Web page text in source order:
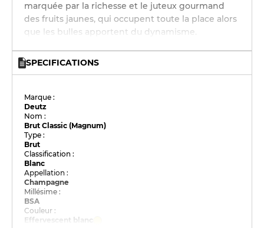
marquée par la richesse et le juteux gourmand
des fruits jaunes, qui occupent toute la place alors
que les bulles apportent du dynamisme.
SPECIFICATIONS
Marque :
Deutz
Nom :
Brut Classic (Magnum)
Type :
Brut
Classification :
Blanc
Appellation :
Champagne
Millésime :
BSA
Couleur :
Effervescent blanc